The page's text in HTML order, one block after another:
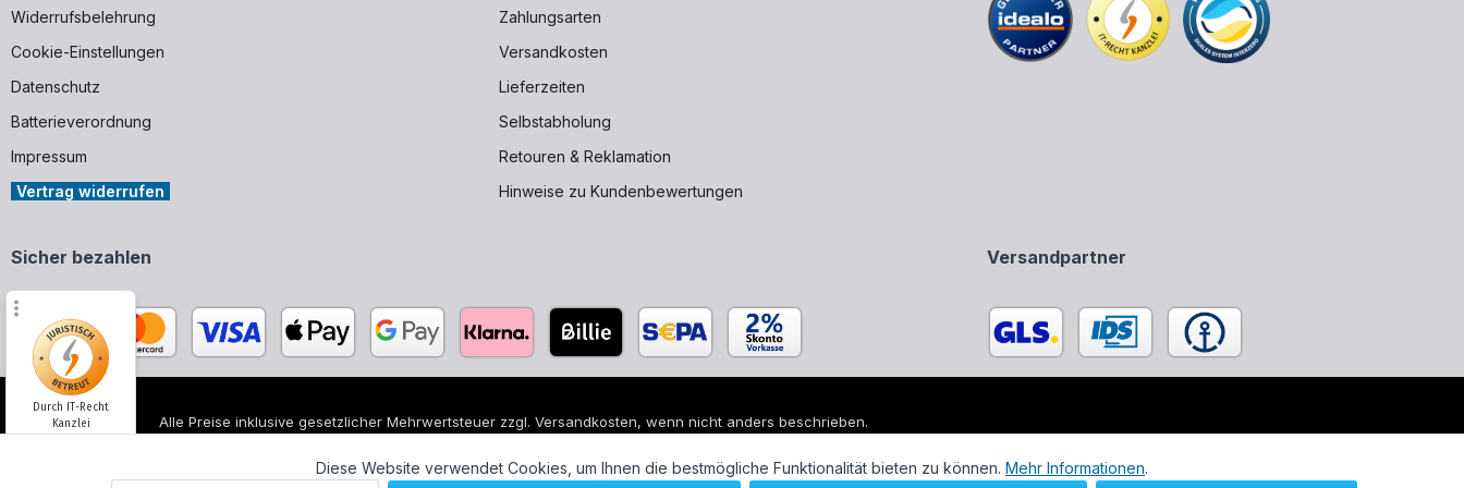
Widerrufsbelehrung
Cookie-Einstellungen
Datenschutz
Batterieverordnung
Impressum
Vertrag widerrufen
Zahlungsarten
Versandkosten
Lieferzeiten
Selbstabholung
Retouren & Reklamation
Hinweise zu Kundenbewertungen
Sicher bezahlen Versandpartner
Alle Preise inklusive gesetzlicher Mehrwertsteuer zzgl. Versandkosten, wenn nicht anders beschrieben.
Diese Website verwendet Cookies, um Ihnen die bestmögliche Funktionalität bieten zu können. Mehr Informationen.
Durch IT-Recht
Kanzlei